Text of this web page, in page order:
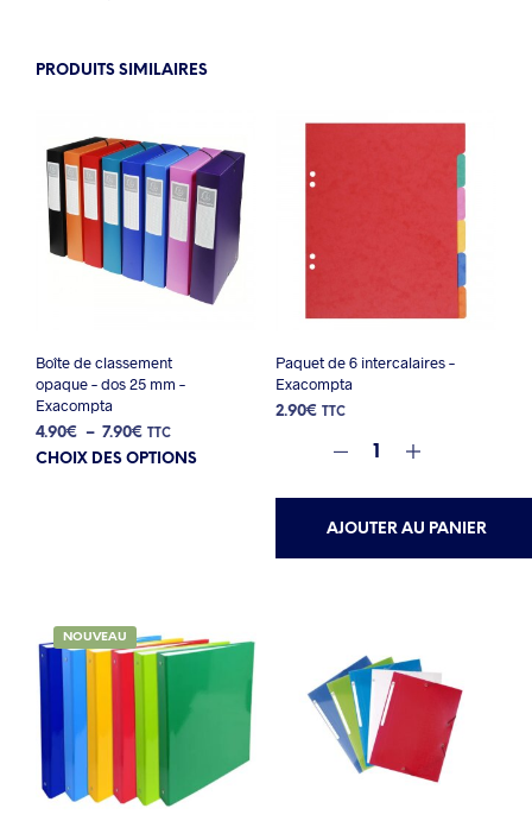
PRODUITS SIMILAIRES
Boîte de classement
opaque – dos 25 mm –
Exacompta
4.90€ – 7.90€ Plage
de
TTC
CHOIX DES OPTIONS
variations.
Paquet de 6 intercalaires –
Exacompta
2.90€ TTC
AJOUTER AU PANIER
NOUVEAU